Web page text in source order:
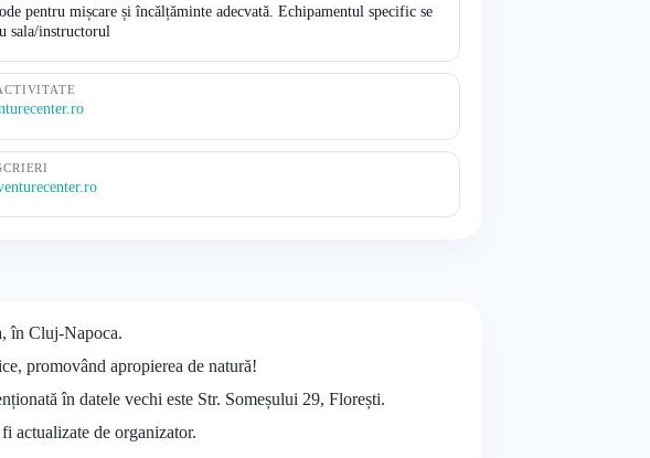
pentru mișcare și încălțăminte adecvată. Echipamentul specific se
sala/instructorul
în Cluj-Napoca.
promovând apropierea de natură!
în datele vechi este Str. Someșului 29, Florești.
actualizate de organizator.